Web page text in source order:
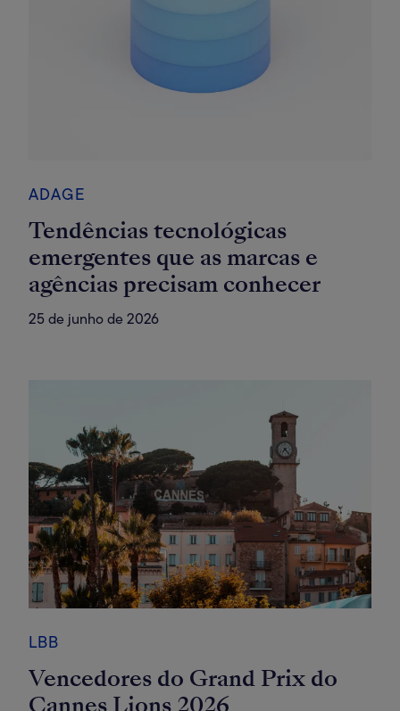
ADAGE
Tendências tecnológicas
emergentes que as marcas e
agências precisam conhecer
25 de junho de 2026
LBB
Vencedores do Grand Prix do